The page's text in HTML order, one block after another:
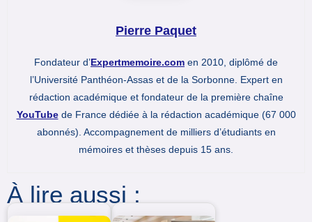
Pierre Paquet
Fondateur d’Expertmemoire.com en 2010, diplômé de
l’Université Panthéon-Assas et de la Sorbonne. Expert en
rédaction académique et fondateur de la première chaîne
YouTubede France dédiée à la rédaction académique (67 000
abonnés). Accompagnement de milliers d’étudiants en
mémoires et thèses depuis 15 ans.
À lire aussi :